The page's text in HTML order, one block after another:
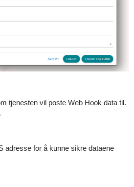
tjenesten vil poste Web Hook data til.
adresse for å kunne sikre dataene